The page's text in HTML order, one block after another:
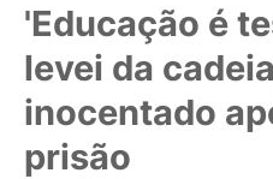
'Educação é
levei da
inocentado
prisão